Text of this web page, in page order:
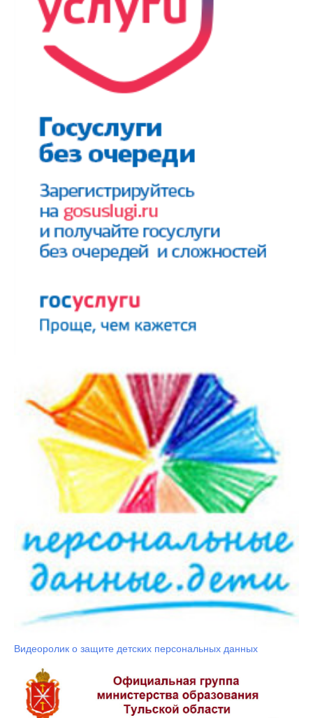
Видеоролик о защите детских персональных данных